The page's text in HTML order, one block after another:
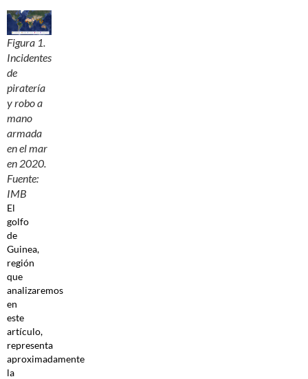
Figura 1.
Incidentes
de
piratería
y robo a
mano
armada
en el mar
en 2020.
Fuente:
IMB
El
golfo
de
Guinea,
región
que
analizaremos
en
este
artículo,
representa
aproximadamente
la